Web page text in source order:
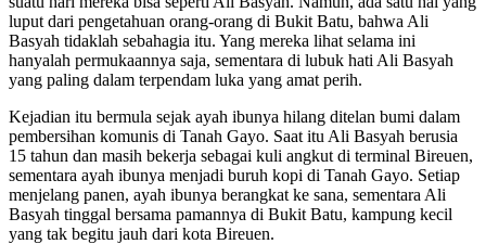
luput dari pengetahuan orang-orang di Bukit Batu, bahwa Ali
Basyah tidaklah sebahagia itu. Yang mereka lihat selama ini
hanyalah permukaannya saja, sementara di lubuk hati Ali Basyah
yang paling dalam terpendam luka yang amat perih.
Kejadian itu bermula sejak ayah ibunya hilang ditelan bumi dalam
pembersihan komunis di Tanah Gayo. Saat itu Ali Basyah berusia
15 tahun dan masih bekerja sebagai kuli angkut di terminal Bireuen,
sementara ayah ibunya menjadi buruh kopi di Tanah Gayo. Setiap
menjelang panen, ayah ibunya berangkat ke sana, sementara Ali
Basyah tinggal bersama pamannya di Bukit Batu, kampung kecil
yang tak begitu jauh dari kota Bireuen.